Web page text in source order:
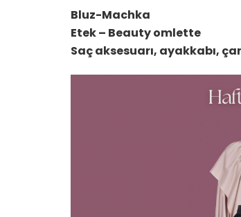
Bluz-Machka
Etek – Beauty omlette
Saç aksesuarı, ayakkabı,